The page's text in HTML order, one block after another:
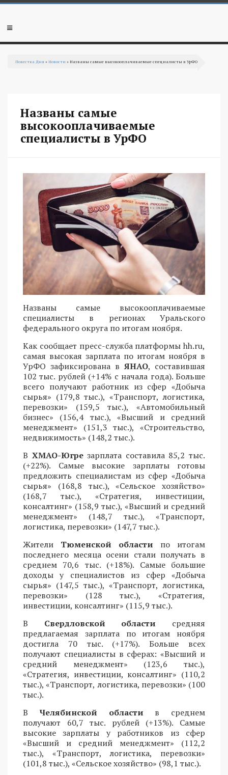
Перейти к основному содержанию
Мобильное
Повестка Дня »Новости » Названы самые высокооплачиваемые специалисты в УрФО
Названы самые
высокооплачиваемые
специалисты в УрФО
Названы самые высокооплачиваемые
специалисты в регионах Уральского
федерального округа по итогам ноября.
Как сообщает пресс-служба платформы hh.ru,
самая высокая зарплата по итогам ноября в
УрФО зафиксирована вЯНАО, составившая
102 тыс. рублей (+14% с начала года). Больше
всего получают работник из сфер «Добыча
сырья» (179,8 тыс.), «Транспорт, логистика,
перевозки» (159,5 тыс.), «Автомобильный
бизнес» (156,4 тыс.), «Высший и средний
менеджмент» (151,3 тыс.), «Строительство,
недвижимость» (148,2 тыс.).
В ХМАО-Югрезарплата составила 85,2 тыс.
(+22%). Самые высокие зарплаты готовы
предложить специалистам из сфер «Добыча
сырья» (168,8 тыс.), «Сельское хозяйство»
(168,7 тыс.), «Стратегия, инвестиции,
консалтинг» (158,9 тыс.), «Высший и средний
менеджмент» (148,7 тыс.), «Транспорт,
логистика, перевозки» (147,7 тыс.).
Жители Тюменской области по итогам
последнего месяца осени стали получать в
среднем 70,6 тыс. (+18%). Самые большие
доходы у специалистов из сфер «Добыча
сырья» (147,5 тыс.), «Транспорт, логистика,
перевозки» (128 тыс.), «Стратегия,
инвестиции, консалтинг» (115,9 тыс.).
В Свердловской области средняя
предлагаемая зарплата по итогам ноября
достигла 70 тыс. (+17%). Больше всех
получают специалисты в сферах: «Высший и
средний менеджмент» (123,6 тыс.),
«Стратегия, инвестиции, консалтинг» (110,2
тыс.), «Транспорт, логистика, перевозки» (100
тыс.).
В Челябинской области в среднем
получают 60,7 тыс. рублей (+13%). Самые
высокие зарплаты у работников из сфер
«Высший и средний менеджмент» (112,2
тыс.), «Транспорт, логистика, перевозки»
(101,8 тыс.), «Сельское хозяйство» (98,1 тыс.).